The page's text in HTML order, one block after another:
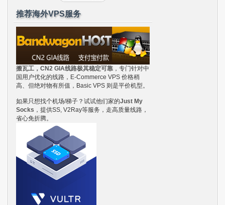
推荐海外VPS服务
搬瓦工，CN2 GIA线路极其稳定可靠 ，专门针对中
国用户优化的线路，E-Commerce VPS 价格稍
高、但绝对物有所值，Basic VPS 则是平价机型。
如果只想找个机场/梯子？试试他们家的Just My
Socks ，提供SS, V2Ray等服务，走高质量线路，
省心免折腾。